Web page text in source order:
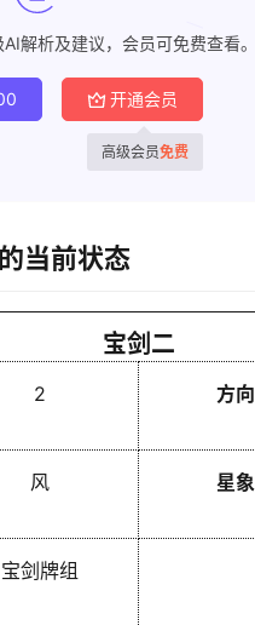
解析及建议，会员可免费查看。
开通会员
高级会员免费
当前状态
宝剑二
2 方向
风 星象
宝剑牌组